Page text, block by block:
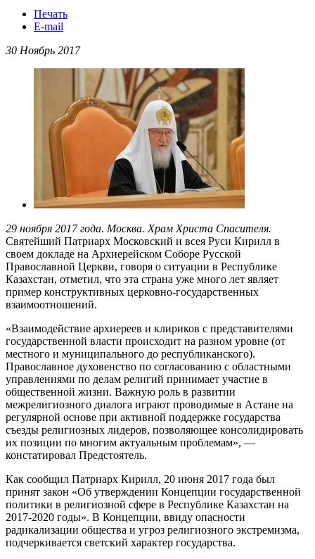
Печать
E-mail
30 Ноябрь 2017
29 ноября 2017 года. Москва. Храм Христа Спасителя.
Святейший Патриарх Московский и всея Руси Кирилл в
своем докладе на Архиерейском Соборе Русской
Православной Церкви, говоря о ситуации в Республике
Казахстан, отметил, что эта страна уже много лет являет
пример конструктивных церковно-государственных
взаимоотношений.
«Взаимодействие архиереев и клириков с представителями
государственной власти происходит на разном уровне (от
местного и муниципального до республиканского).
Православное духовенство по согласованию с областными
управлениями по делам религий принимает участие в
общественной жизни. Важную роль в развитии
межрелигиозного диалога играют проводимые в Астане на
регулярной основе при активной поддержке государства
съезды религиозных лидеров, позволяющее консолидировать
их позиции по многим актуальным проблемам», —
констатировал Предстоятель.
Как сообщил Патриарх Кирилл, 20 июня 2017 года был
принят закон «Об утверждении Концепции государственной
политики в религиозной сфере в Республике Казахстан на
2017-2020 годы». В Концепции, ввиду опасности
радикализации общества и угроз религиозного экстремизма,
подчеркивается светский характер государства.